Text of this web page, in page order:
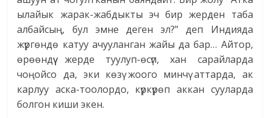
ылайык жарак-жабдыкты эч бир жерден таба
албайсың, бул эмне деген эл?” деп Индияда
жүргөндө катуу ачууланган жайы да бар… Айтор,
өрөөндүү жерде туулуп-өсүп, хан сарайларда
чоңойсо да, эки көзү жоого минчү аттарда, ак
карлуу аска-тоолордо, күркүрөп аккан сууларда
болгон киши экен.